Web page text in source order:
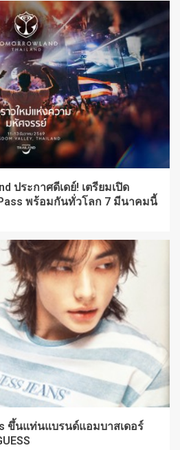
ประกาศดีเดย์! เตรียมเปิด
พร้อมกันทั่วโลก 7 มีนาคมนี้
ขึ้นแท่นแบรนด์แอมบาสเดอร์